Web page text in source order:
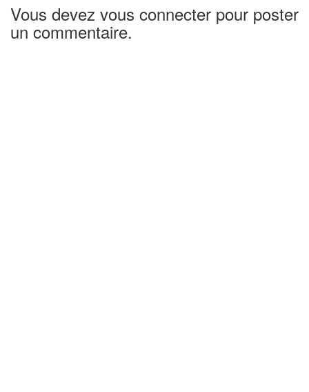
Vous devez vous connecter pour poster
un commentaire.